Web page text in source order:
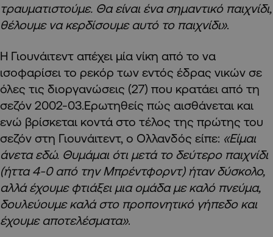
τραυματιστούμε. Θα είναι ένα σημαντικό παιχνίδι,
θέλουμε να κερδίσουμε αυτό το παιχνίδι».
Η Γιουνάιτεντ απέχει μία νίκη από το να
ισοφαρίσει το ρεκόρ των εντός έδρας νικών σε
όλες τις διοργανώσεις (27) που κρατάει από τη
σεζόν 2002-03.Ερωτηθείς πώς αισθάνεται και
ενώ βρίσκεται κοντά στο τέλος της πρώτης του
σεζόν στη Γιουνάιτεντ, ο Ολλανδός είπε: «Είμαι
άνετα εδώ. Θυμάμαι ότι μετά το δεύτερο παιχνίδι
(ήττα 4-0 από την Μπρέντφορντ) ήταν δύσκολο,
αλλά έχουμε φτιάξει μια ομάδα με καλό πνεύμα,
δουλεύουμε καλά στο προπονητικό γήπεδο και
έχουμε αποτελέσματα».